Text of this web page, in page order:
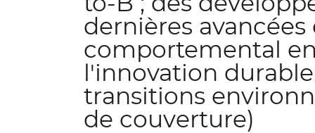
dernières
comportemental
l'innovation
transitions
de couverture)